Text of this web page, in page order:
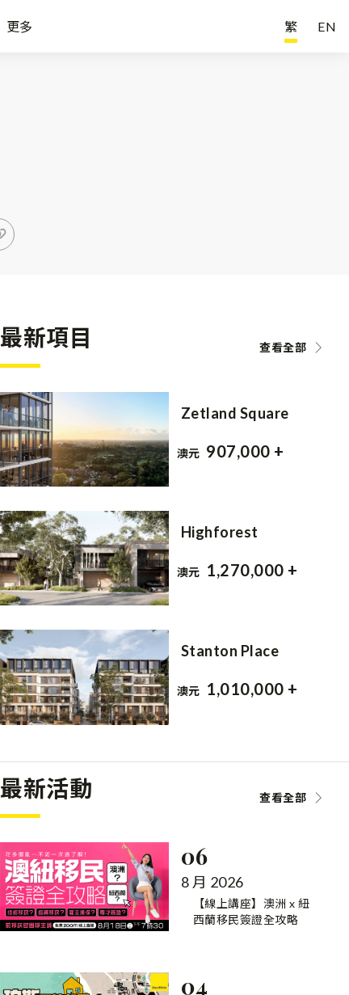
更多 EN
繁
最新項目 查看全部
Zetland Square
澳元 907,000 +
Highforest
澳元 1,270,000 +
Stanton Place
澳元 1,010,000 +
最新活動 查看全部
06
8 月 2026
【線上講座】澳洲 x 紐
西蘭移民簽證全攻略
04